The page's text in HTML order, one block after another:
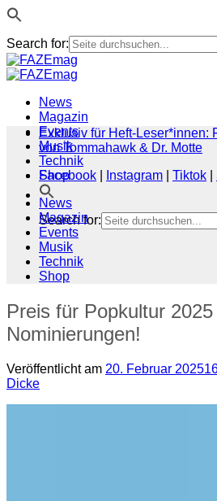
Search for:
Zum
Inhalt
News
Magazin
Events
Musik
Technik
Shop
Search for:
Exklusiv für Heft-Leser*innen:
von Tommahawk & Dr. Motte
Facebook
Instagram Tiktok
News
Magazin
Events
Musik
Technik
Shop
Preis für Popkultur
Nominierungen!
Veröffentlicht am 20. Februar 2025
Dicke